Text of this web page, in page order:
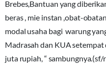
Brebes,Bantuan yang
beras , mie instan ,obat-
modal usaha bagi warung
Madrasah dan KUA
juta rupiah, “ sambungnya.(sf/